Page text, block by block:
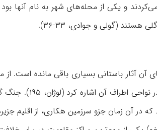
آثار باستانی بسیاری باقی مانده است. از
(زاخویی، ۳؛ بابان، ۱/ ۱۳۸). در ۶۳۹ م شهر زاخو ــ که در آن زمان جزو